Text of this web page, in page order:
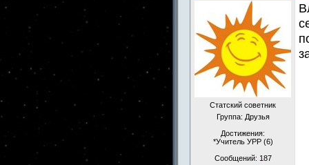
Статский советник
Группа: Друзья
Достижения:
*Учитель УРР (6)
Сообщений: 187